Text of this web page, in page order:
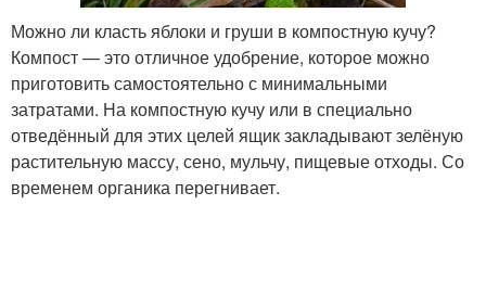
Можно ли класть яблоки и груши в компостную кучу?
Компост — это отличное удобрение, которое можно
приготовить самостоятельно с минимальными
затратами. На компостную кучу или в специально
отведённый для этих целей ящик закладывают зелёную
растительную массу, сено, мульчу, пищевые отходы. Со
временем органика перегнивает.